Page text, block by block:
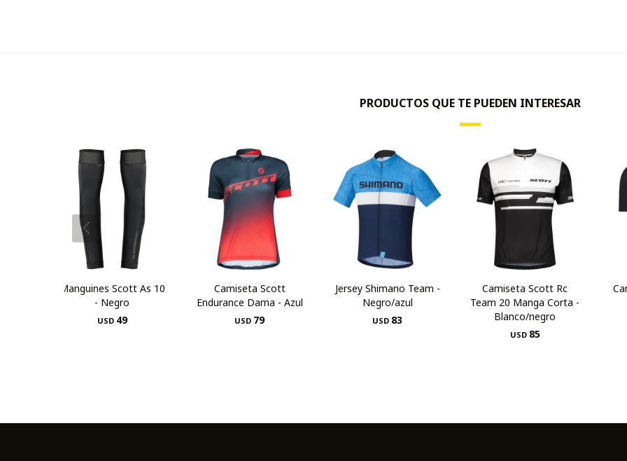
PRODUCTOS QUE TE PUEDEN INTERESAR
Manguines Scott As 10
- Negro
USD 49
Camiseta Scott
Endurance Dama - Azul
USD 79
Jersey Shimano Team -
Negro/azul
USD 83
Camiseta Scott Rc
Team 20 Manga Corta -
Blanco/negro
USD 85